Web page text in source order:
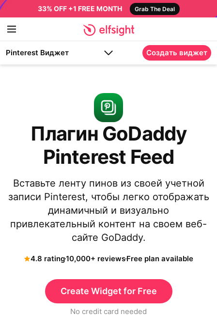
33% OFF +1 FREE MONTH Grab The Deal
Pinterest Виджет Создать виджет
Плагин GoDaddy
Pinterest Feed
Вставьте ленту пинов из своей учетной
записи Pinterest, чтобы легко отображать
динамичный и визуально
привлекательный контент на своем веб-
сайте GoDaddy.
4.8 rating10,000+ reviewsFree plan available
Create Widget for Free
No credit card needed